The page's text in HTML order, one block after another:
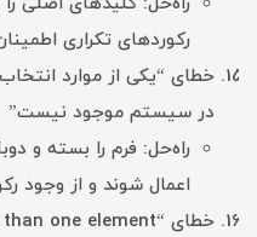
رکوردهای تکراری
خطای “یکی از موارد
در سیستم موجود نیست”
راه‌حل: فرم را بسته و
اعمال شوند و از وجود
خطای “sequence contains more than one element”